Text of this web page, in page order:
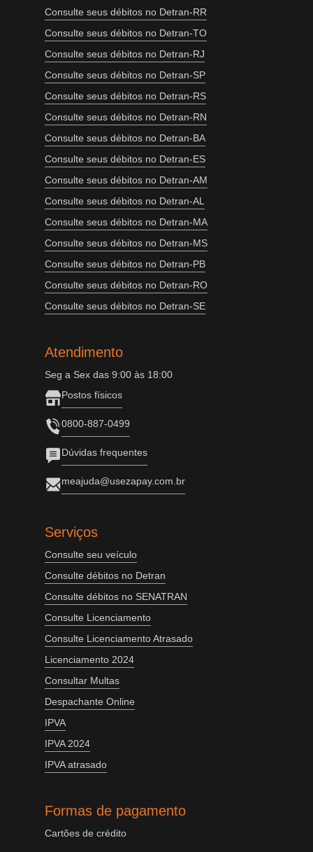
Consulte seus débitos no Detran-RR
Consulte seus débitos no Detran-TO
Consulte seus débitos no Detran-RJ
Consulte seus débitos no Detran-SP
Consulte seus débitos no Detran-RS
Consulte seus débitos no Detran-RN
Consulte seus débitos no Detran-BA
Consulte seus débitos no Detran-ES
Consulte seus débitos no Detran-AM
Consulte seus débitos no Detran-AL
Consulte seus débitos no Detran-MA
Consulte seus débitos no Detran-MS
Consulte seus débitos no Detran-PB
Consulte seus débitos no Detran-RO
Consulte seus débitos no Detran-SE
Atendimento
Seg a Sex das 9:00 às 18:00
Postos físicos
0800-887-0499
Dúvidas frequentes
meajuda@usezapay.com.br
Serviços
Consulte seu veículo
Consulte débitos no Detran
Consulte débitos no SENATRAN
Consulte Licenciamento
Consulte Licenciamento Atrasado
Licenciamento 2024
Consultar Multas
Despachante Online
IPVA
IPVA 2024
IPVA atrasado
Formas de pagamento
Cartões de crédito